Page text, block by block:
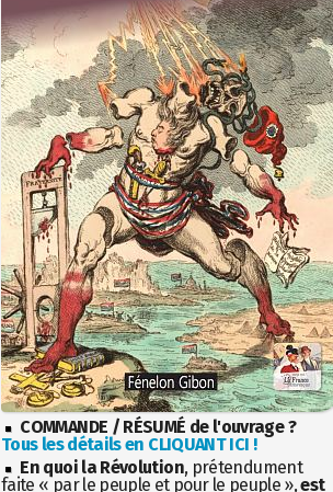
COMMANDE / RÉSUMÉ de l'ouvrage ?
Tous les détails en CLIQUANT ICI !
En quoi la Révolution, prétendument
faite « par le peuple et pour le peuple »,est